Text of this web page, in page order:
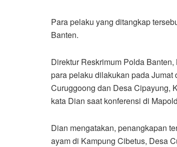
Para pelaku yang ditangkap
Banten.
Direktur Reskrimum Polda
para pelaku dilakukan pada
Curuggoong dan Desa Cipayung,
kata Dian saat konferensi di
Dian mengatakan, penangkapan
ayam di Kampung Cibetus, Desa